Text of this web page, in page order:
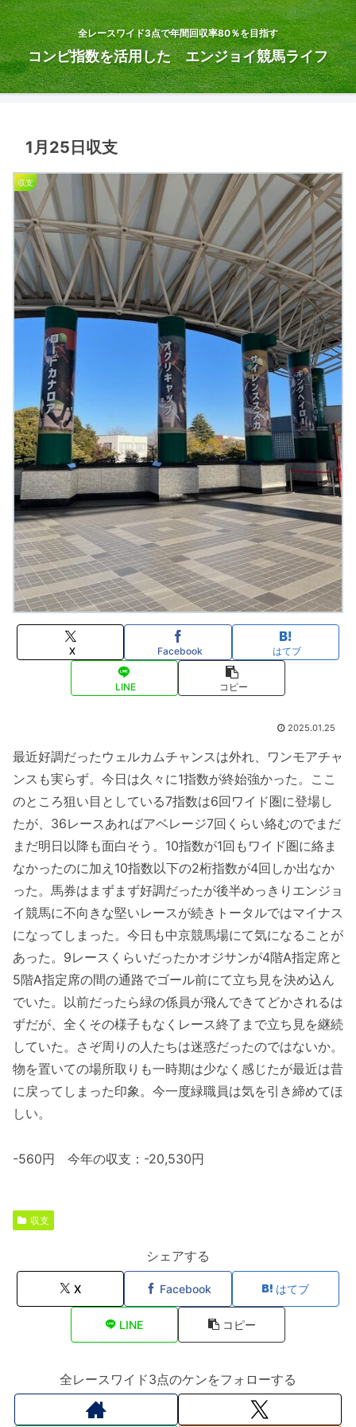
全レースワイド3点で年間回収率80％を目指す
コンピ指数を活用した エンジョイ競馬ライフ
1月25日収支
収支
X Facebook はてブ
LINE コピー
2025.01.25
最近好調だったウェルカムチャンスは外れ、ワンモアチャ
ンスも実らず。今日は久々に1指数が終始強かった。ここ
のところ狙い目としている7指数は6回ワイド圏に登場し
たが、36レースあればアベレージ7回くらい絡むのでまだ
まだ明日以降も面白そう。10指数が1回もワイド圏に絡ま
なかったのに加え10指数以下の2桁指数が4回しか出なか
った。馬券はまずまず好調だったが後半めっきりエンジョ
イ競馬に不向きな堅いレースが続きトータルではマイナス
になってしまった。今日も中京競馬場にて気になることが
あった。9レースくらいだったかオジサンが4階A指定席と
5階A指定席の間の通路でゴール前にて立ち見を決め込ん
でいた。以前だったら緑の係員が飛んできてどかされるは
ずだが、全くその様子もなくレース終了まで立ち見を継続
していた。さぞ周りの人たちは迷惑だったのではないか。
物を置いての場所取りも一時期は少なく感じたが最近は昔
に戻ってしまった印象。今一度緑職員は気を引き締めてほ
しい。
-560円 今年の収支：-20,530円
収支
シェアする
X Facebook はてブ
LINE コピー
全レースワイド3点のケンをフォローする